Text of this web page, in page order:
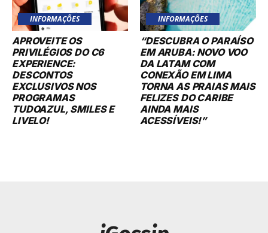
INFORMAÇÕES
APROVEITE OS
PRIVILÉGIOS DO C6
EXPERIENCE:
DESCONTOS
EXCLUSIVOS NOS
PROGRAMAS
TUDOAZUL, SMILES E
LIVELO!
INFORMAÇÕES
“DESCUBRA O PARAÍSO
EM ARUBA: NOVO VOO
DA LATAM COM
CONEXÃO EM LIMA
TORNA AS PRAIAS MAIS
FELIZES DO CARIBE
AINDA MAIS
ACESSÍVEIS!”